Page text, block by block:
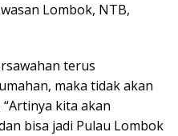
Lombok, NTB,
terus
maka tidak akan
kita akan
bisa jadi Pulau Lombok